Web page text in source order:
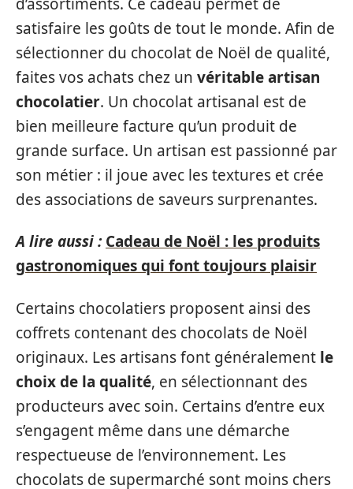
satisfaire les goûts de tout le monde. Afin de
sélectionner du chocolat de Noël de qualité,
faites vos achats chez un véritable artisan
chocolatier. Un chocolat artisanal est de
bien meilleure facture qu’un produit de
grande surface. Un artisan est passionné par
son métier : il joue avec les textures et crée
des associations de saveurs surprenantes.
A lire aussi : Cadeau de Noël : les produits
gastronomiques qui font toujours plaisir
Certains chocolatiers proposent ainsi des
coffrets contenant des chocolats de Noël
originaux. Les artisans font généralement le
choix de la qualité, en sélectionnant des
producteurs avec soin. Certains d’entre eux
s’engagent même dans une démarche
respectueuse de l’environnement. Les
chocolats de supermarché sont moins chers